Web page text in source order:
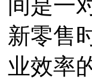
间是一
新零售
业效率